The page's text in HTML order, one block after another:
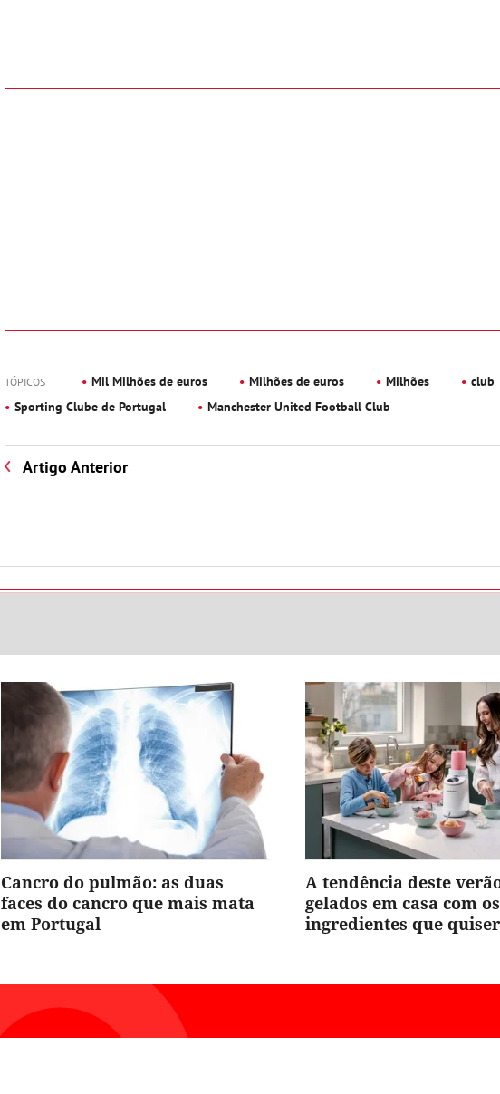
TÓPICOS Mil Milhões de euros Milhões de euros Milhões club
Sporting Clube de Portugal
Manchester United Football Club
Artigo Anterior
Cancro do pulmão: as duas
faces do cancro que mais mata
em Portugal
A tendência deste
gelados em casa com os
ingredientes que quiser